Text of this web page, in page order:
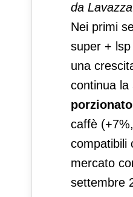
da
Nei primi
super +
una
continua la
porzionato
caffè
compatibili
mercato
settembre